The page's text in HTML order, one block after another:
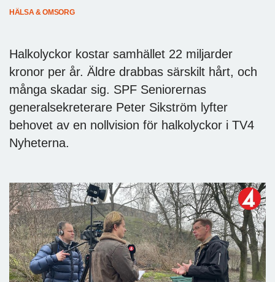
HÄLSA & OMSORG
Halkolyckor kostar samhället 22 miljarder
kronor per år. Äldre drabbas särskilt hårt, och
många skadar sig. SPF Seniorernas
generalsekreterare Peter Sikström lyfter
behovet av en nollvision för halkolyckor i TV4
Nyheterna.